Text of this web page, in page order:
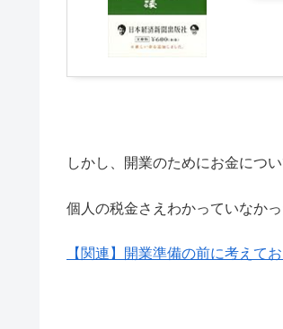
しかし、開業のためにお金につ
個人の税金さえわかっていなか
【関連】開業準備の前に考えて